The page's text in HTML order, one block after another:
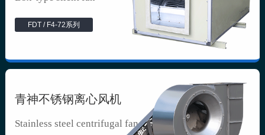
FDT / F4-72系列
青神不锈钢离心风机
Stainless steel centrifugal fan